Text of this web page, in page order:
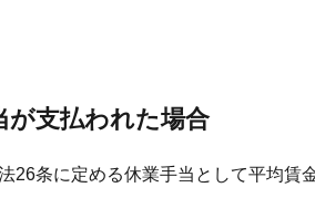
支払われた場合
26条に定める休業手当として平均賃